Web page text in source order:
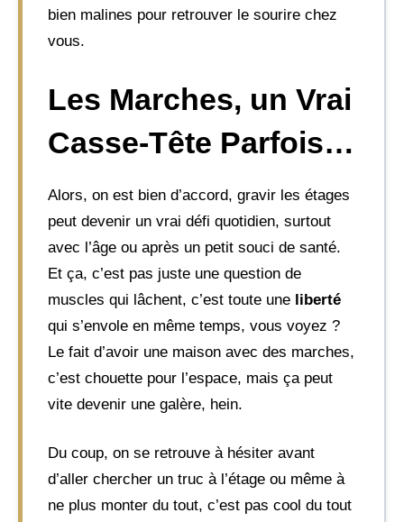
bien malines pour retrouver le sourire chez
vous.
Les Marches, un Vrai
Casse-Tête Parfois…
Alors, on est bien d’accord, gravir les étages
peut devenir un vrai défi quotidien, surtout
avec l’âge ou après un petit souci de santé.
Et ça, c’est pas juste une question de
muscles qui lâchent, c’est toute une liberté
qui s’envole en même temps, vous voyez ?
Le fait d’avoir une maison avec des marches,
c’est chouette pour l’espace, mais ça peut
vite devenir une galère, hein.
Du coup, on se retrouve à hésiter avant
d’aller chercher un truc à l’étage ou même à
ne plus monter du tout, c’est pas cool du tout